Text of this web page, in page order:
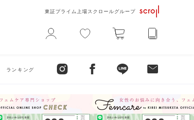
東証プライム上場スクロールグループ
ランキング